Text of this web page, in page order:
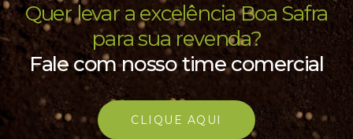
Quer levar a excelência Boa Safra
para sua revenda?
Fale com nosso time comercial
CLIQUE AQUI